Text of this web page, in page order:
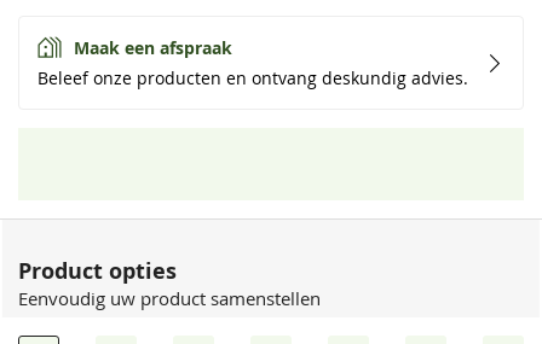
Maak een afspraak
Beleef onze producten en ontvang deskundig advies.
Product opties
Eenvoudig uw product samenstellen